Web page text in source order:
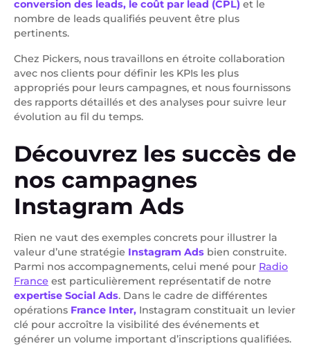
conversion des leads, le coût par lead (CPL) et le
nombre de leads qualifiés peuvent être plus
pertinents.
Chez Pickers, nous travaillons en étroite collaboration
avec nos clients pour définir les KPIs les plus
appropriés pour leurs campagnes, et nous fournissons
des rapports détaillés et des analyses pour suivre leur
évolution au fil du temps.
Découvrez les succès de
nos campagnes
Instagram Ads
Rien ne vaut des exemples concrets pour illustrer la
valeur d’une stratégie Instagram Ads bien construite.
Parmi nos accompagnements, celui mené pour Radio
France est particulièrement représentatif de notre
expertise Social Ads. Dans le cadre de différentes
opérations France Inter, Instagram constituait un levier
clé pour accroître la visibilité des événements et
générer un volume important d’inscriptions qualifiées.